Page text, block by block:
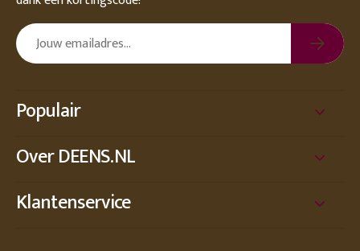
Populair
Over DEENS.NL
Klantenservice